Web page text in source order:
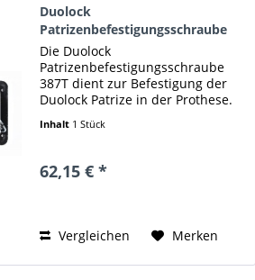
Duolock
Patrizenbefestigungsschraube
Titan 387
Die Duolock
Patrizenbefestigungsschraube
387T dient zur Befestigung der
Duolock Patrize in der Prothese.
Patrizenbefestigungsschraube
Inhalt 1 Stück
62,15 € *
Vergleichen Merken